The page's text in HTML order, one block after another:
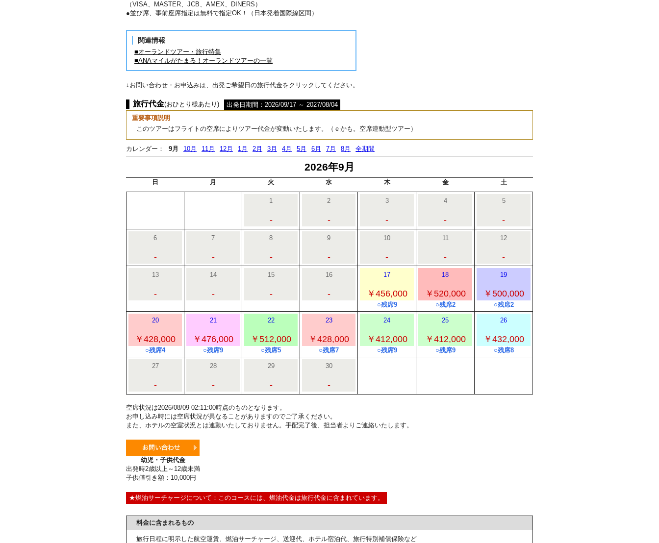
（VISA、MASTER、JCB、AMEX、DINERS）
●並び席、事前座席指定は無料で指定OK！（日本発着国際線区間）
関連情報
■オーランドツアー・旅行特集
■ANAマイルがたまる！オーランドツアーの一覧
↓お問い合わせ・お申込みは、出発ご希望日の旅行代金をクリックしてください。
旅行代金(おひとり様あたり)
出発日期間：2026/09/17 ～ 2027/08/04
重要事項説明
このツアーはフライトの空席によりツアー代金が変動いたします。（ｅかも。空席連動型ツアー）
カレンダー： 9月 10月 11月 12月 1月 2月 3月 4月 5月 6月 7月 8月 全期間
2026年9月
日 月 火 水 木 金 土
1
-
2
-
3
-
4
-
5
-
6
-
7
-
8
-
9
-
10
-
11
-
12
-
13
-
14
-
15
-
16
-
17
￥456,000
○残席9
18
￥520,000
○残席2
19
￥500,000
○残席2
20
￥428,000
○残席4
21
￥476,000
○残席9
22
￥512,000
○残席5
23
￥428,000
○残席7
24
￥412,000
○残席9
25
￥412,000
○残席9
26
￥432,000
○残席8
27
-
28
-
29
-
30
-
空席状況は2026/08/09 02:11:00時点のものとなります。
お申し込み時には空席状況が異なることがありますのでご了承ください。
また、ホテルの空室状況とは連動いたしておりません。手配完了後、担当者よりご連絡いたします。
幼児・子供代金
出発時2歳以上～12歳未満
子供値引き額：10,000円
★燃油サーチャージについて：このコースには、燃油代金は旅行代金に含まれています。
料金に含まれるもの
旅行日程に明示した航空運賃、燃油サーチャージ、送迎代、ホテル宿泊代、旅行特別補償保険など